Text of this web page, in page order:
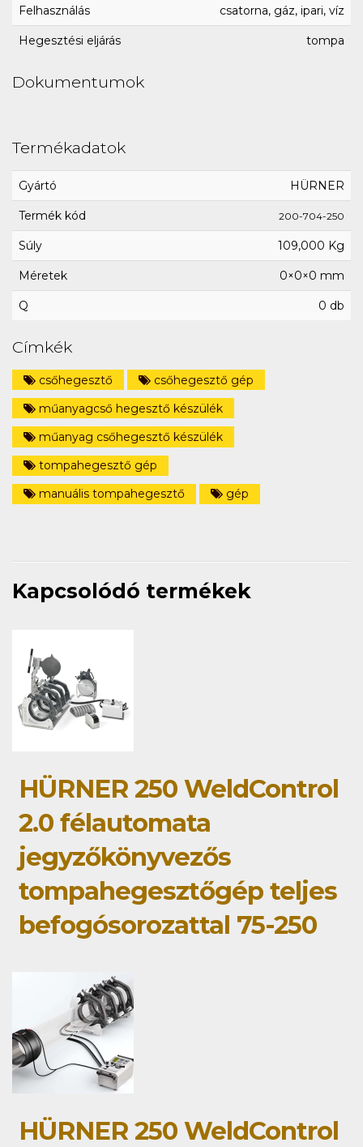
Felhasználás csatorna, gáz, ipari, víz
Hegesztési eljárás tompa
Dokumentumok
Termékadatok
Gyártó HÜRNER
Termék kód 200-704-250
Súly 109,000 Kg
Méretek 0×0×0 mm
Q 0 db
Címkék
csőhegesztő
csőhegesztő gép
műanyagcső hegesztő készülék
műanyag csőhegesztő készülék
tompahegesztő gép
manuális tompahegesztő
gép
Kapcsolódó termékek
HÜRNER 250 WeldControl
2.0 félautomata
jegyzőkönyvezős
tompahegesztőgép teljes
befogósorozattal 75-250
HÜRNER 250 WeldControl